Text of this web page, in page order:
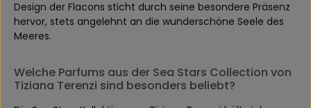
Design der Flacons sticht durch seine besondere Präsenz
hervor, stets angelehnt an die wunderschöne Seele des
Meeres.
Welche Parfums aus der Sea Stars Collection von
Tiziana Terenzi sind besonders beliebt?